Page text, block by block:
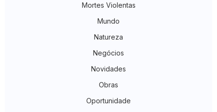
Mortes Violentas
Mundo
Natureza
Negócios
Novidades
Obras
Oportunidade